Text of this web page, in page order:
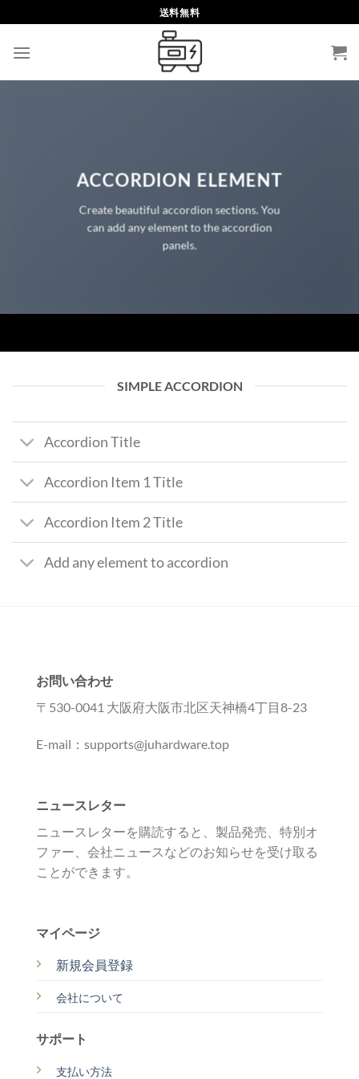
to
content
送料無料
ACCORDION ELEMENT
Create beautiful accordion sections. You
can add any element to the accordion
panels.
SIMPLE ACCORDION
Accordion Title
Accordion Item 1 Title
Accordion Item 2 Title
Add any element to accordion
お問い合わせ
〒530-0041 大阪府大阪市北区天神橋4丁目8-23
E-mail：supports@juhardware.top
マイページ
新規会員登録
会社について
サポート
支払い方法
ニュースレター
ニュースレターを購読すると、製品発売、特別オ
ファー、会社ニュースなどのお知らせを受け取る
ことができます。